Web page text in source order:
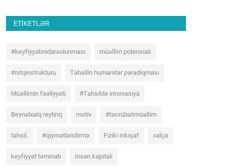
ETIKETLƏR
#keyfiyyətinidarəolunması müəllim potensialı
#nitqinstrukturu Təhsilin humanitar paradiqması
Müəllimin fəaliyyəti #Təhsildə innovasiya
Beynəlxalq reytinq motiv #təcrübəlimüəllim
təhsil. #qiymətləndirmə Fiziki inkişaf xalça
keyfiyyət təminatı insan kapitalı